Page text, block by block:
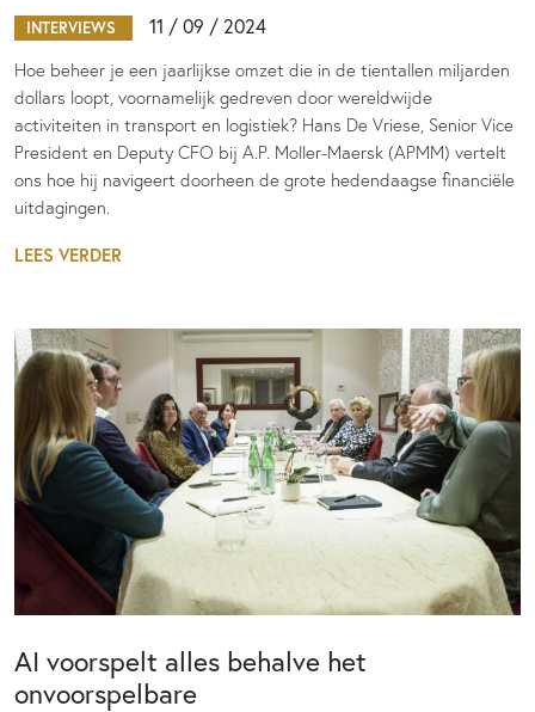
INTERVIEWS 11 / 09 / 2024
Hoe beheer je een jaarlijkse omzet die in de tientallen miljarden
dollars loopt, voornamelijk gedreven door wereldwijde
activiteiten in transport en logistiek? Hans De Vriese, Senior Vice
President en Deputy CFO bij A.P. Moller-Maersk (APMM) vertelt
ons hoe hij navigeert doorheen de grote hedendaagse financiële
uitdagingen.
LEES VERDER
AI voorspelt alles behalve het
onvoorspelbare